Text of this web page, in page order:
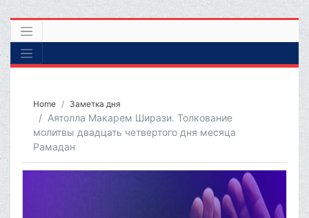
Home Заметка дня
Аятолла Макарем Ширази. Толкование
молитвы двадцать четвертого дня месяца
Рамадан